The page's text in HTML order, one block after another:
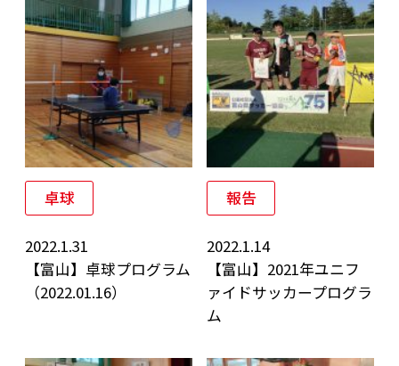
卓球
2022.1.31
【富山】卓球プログラム
（2022.01.16）
報告
2022.1.14
【富山】2021年ユニフ
ァイドサッカープログラ
ム